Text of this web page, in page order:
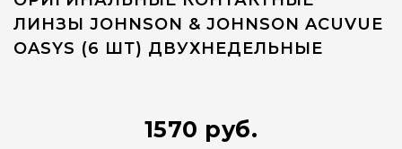
ЛИНЗЫ JOHNSON & JOHNSON ACUVUE
OASYS (6 ШТ) ДВУХНЕДЕЛЬНЫЕ
1570 руб.